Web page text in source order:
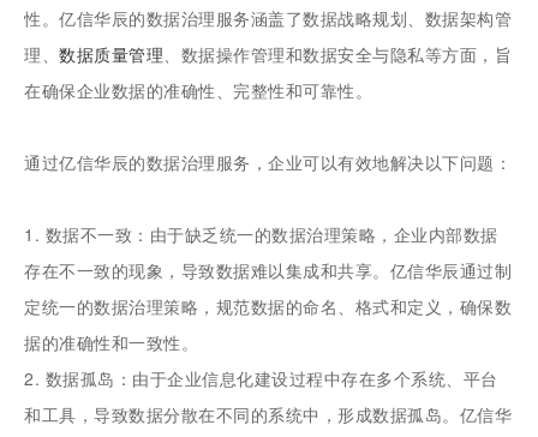
性。亿信华辰的数据治理服务涵盖了数据战略规划、数据架构管
理、数据质量管理、数据操作管理和数据安全与隐私等方面，旨
在确保企业数据的准确性、完整性和可靠性。
通过亿信华辰的数据治理服务，企业可以有效地解决以下问题：
1. 数据不一致：由于缺乏统一的数据治理策略，企业内部数据
存在不一致的现象，导致数据难以集成和共享。亿信华辰通过制
定统一的数据治理策略，规范数据的命名、格式和定义，确保数
据的准确性和一致性。
2. 数据孤岛：由于企业信息化建设过程中存在多个系统、平台
和工具，导致数据分散在不同的系统中，形成数据孤岛。亿信华